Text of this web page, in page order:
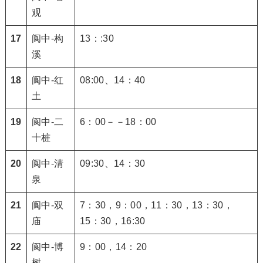
观
17
阆中-构
溪
13：:30
18
阆中-红
土
08:00、14：40
19
阆中-二
十桩
6：00－－18：00
20
阆中-清
泉
09:30、14：30
21
阆中-双
庙
7：30，9：00，11：30，13：30，
15：30，16:30
22
阆中-博
9：00，14：20